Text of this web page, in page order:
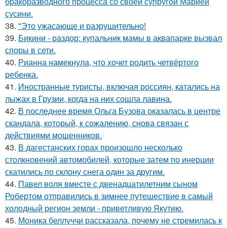
сусини.
38. "Это ужасающе и разрушительно!
39. Бикини - раздор: купальник мамы в аквапарке вызвал
споры в сети.
40. Рианна намекнула, что хочет родить четвёртого
ребенка.
41. Иностранные туристы, включая россиян, катались на
лыжах в Грузии, когда на них сошла лавина.
42. В последнее время Ольга Бузова оказалась в центре
скандала, который, к сожалению, снова связан с
действиями мошенников.
43. В дагестанских горах произошло несколько
столкновений автомобилей, которые затем по инерции
скатились по склону снега один за другим.
44. Павел воля вместе с двенадцатилетним сыном
Робертом отправились в зимнее путешествие в самый
холодный регион земли - приветливую Якутию.
45. Моника беллуччи рассказала, почему не стремилась к